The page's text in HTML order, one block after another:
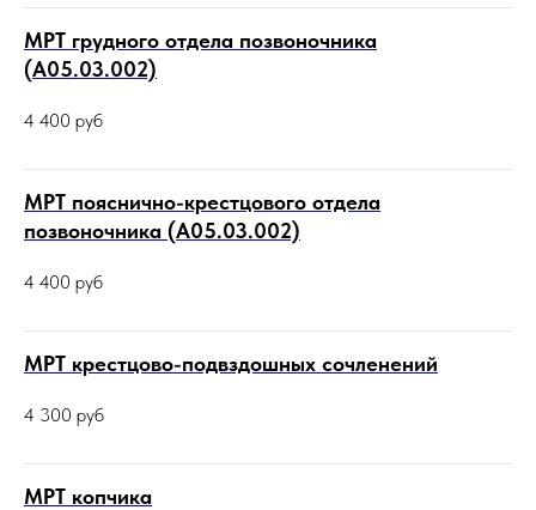
МРТ грудного отдела позвоночника
(А05.03.002)
4 400 руб
МРТ пояснично-крестцового отдела
позвоночника (А05.03.002)
4 400 руб
МРТ крестцово-подвздошных сочленений
4 300 руб
МРТ копчика